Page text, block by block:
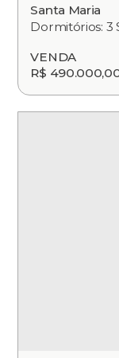
Santa Maria
Dormitórios: 3
VENDA
R$